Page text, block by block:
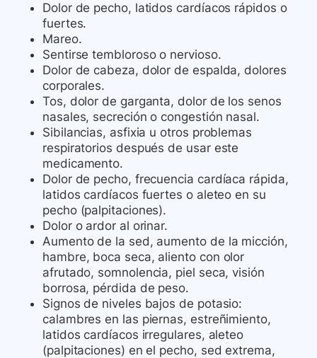
Dolor de pecho, latidos cardíacos rápidos o
fuertes.
Mareo.
Sentirse tembloroso o nervioso.
Dolor de cabeza, dolor de espalda, dolores
corporales.
Tos, dolor de garganta, dolor de los senos
nasales, secreción o congestión nasal.
Sibilancias, asfixia u otros problemas
respiratorios después de usar este
medicamento.
Dolor de pecho, frecuencia cardíaca rápida,
latidos cardíacos fuertes o aleteo en su
pecho (palpitaciones).
Dolor o ardor al orinar.
Aumento de la sed, aumento de la micción,
hambre, boca seca, aliento con olor
afrutado, somnolencia, piel seca, visión
borrosa, pérdida de peso.
Signos de niveles bajos de potasio:
calambres en las piernas, estreñimiento,
latidos cardíacos irregulares, aleteo
(palpitaciones) en el pecho, sed extrema,